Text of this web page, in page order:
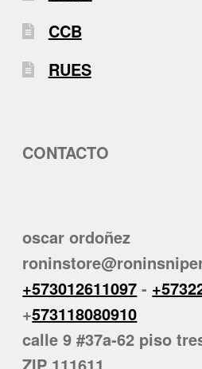
CCB
RUES
CONTACTO
oscar ordoñez
+573012611097 -
+573118080910
calle 9 #37a-62 piso